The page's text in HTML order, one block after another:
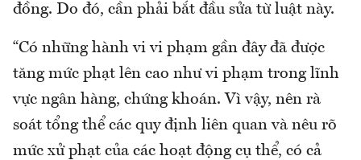
đồng. Do đó, cần phải bắt đầu sửa từ luật này.
“Có những hành vi vi phạm gần đây đã được
tăng mức phạt lên cao như vi phạm trong lĩnh
vực ngân hàng, chứng khoán. Vì vậy, nên rà
soát tổng thể các quy định liên quan và nêu rõ
mức xử phạt của các hoạt động cụ thể, có cả